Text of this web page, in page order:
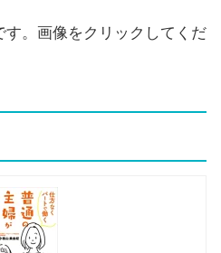
。画像をクリックしてくだ